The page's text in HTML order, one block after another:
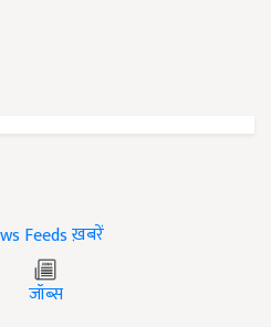
ख़बरें
जॉब्स